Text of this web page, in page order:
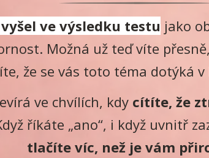
ve výsledku testu jako
Možná už teď víte
že se vás toto téma dotýká
ve chvílích, kdy cítíte, že
říkáte „ano“, i když uvnitř
tlačíte víc, než je vám